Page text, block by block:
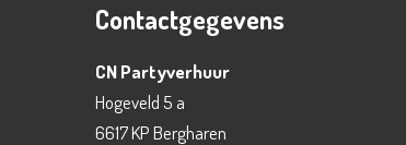
Contactgegevens
CN Partyverhuur
Hogeveld 5 a
6617 KP Bergharen